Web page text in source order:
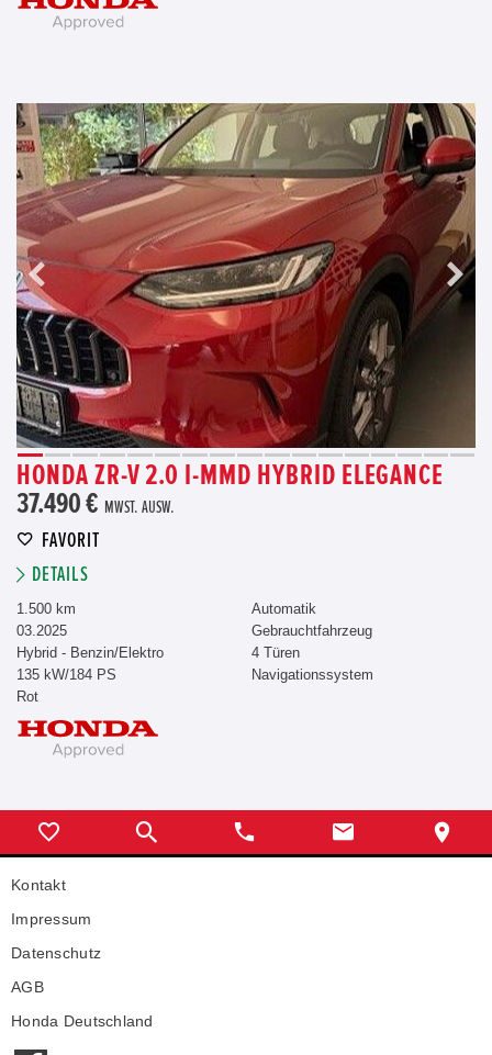
HONDA ZR-V 2.0 I-MMD HYBRID ELEGANCE
37.490 € MWST. AUSW.
FAVORIT
DETAILS
1.500 km
03.2025
Hybrid - Benzin/Elektro
135 kW/184 PS
Rot
Automatik
Gebrauchtfahrzeug
4 Türen
Navigationssystem
Kontakt
Impressum
Datenschutz
AGB
Honda Deutschland